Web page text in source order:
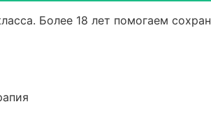
Более 18 лет помогаем